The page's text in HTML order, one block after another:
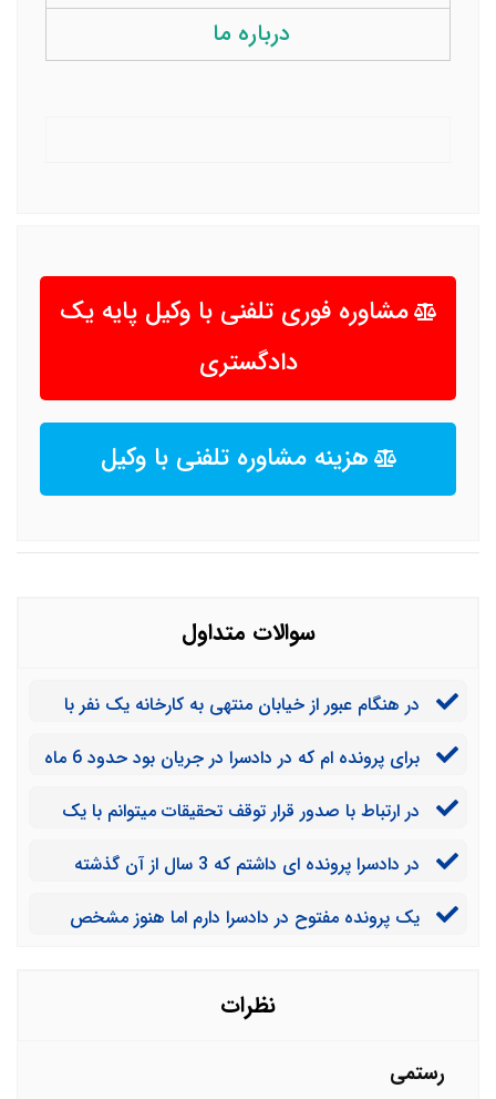
درباره ما
مشاوره فوری تلفنی با وکیل پایه یک
دادگستری
هزینه مشاوره تلفنی با وکیل
سوالات متداول
در هنگام عبور از خیابان منتهی به کارخانه یک نفر با
وسایل همراهم از جمله کیف پولم را ربود. حالا دادسرا قرار برای پرونده ام که در دادسرا در جریان بود حدود 6 ماه
مجرم پیدا کرده ام و می دانم کی این کار را انجام داده است.
در ارتباط با صدور قرار توقف تحقیقات میتوانم با یک
را دارم که دادسرا در صدور توقف تحقیقات اشتباه کرده است.
در دادسرا پرونده ای داشتم که 3 سال از آن گذشته
هیچ پیامی برای من نیامده است. این پرونده احتمالا تا چه
یک پرونده مفتوح در دادسرا دارم اما هنوز مشخص
بعد از توقف تحقیقات مجرم پیدا شود چه اتفاقی می افتد؟
نظرات
رستمی